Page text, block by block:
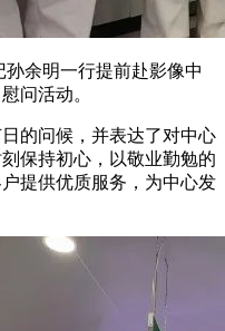
余明一行提前赴影像中
问活动。
的问候，并表达了对中心
保持初心，以敬业勤勉的
提供优质服务，为中心发